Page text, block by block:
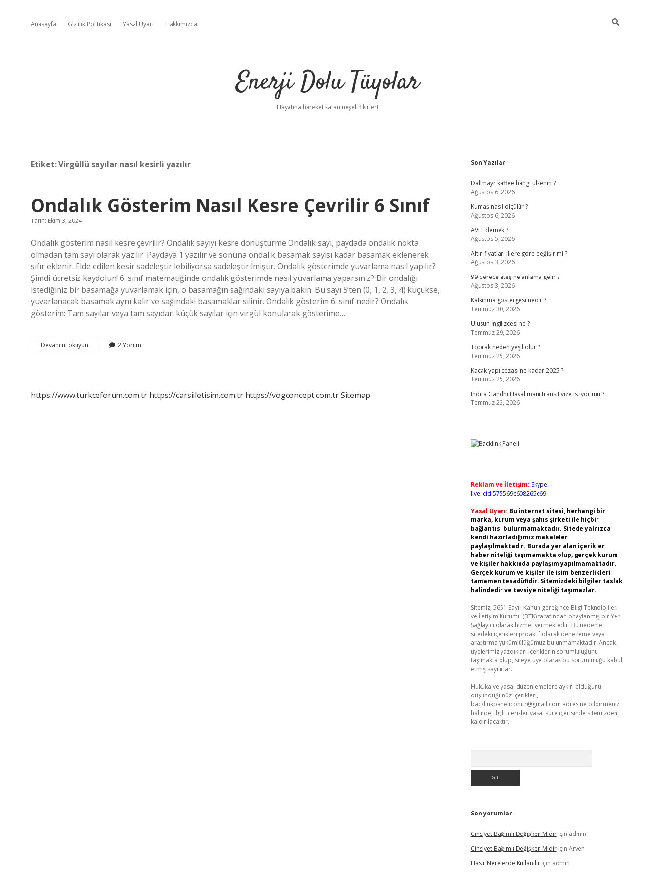
Anasayfa Gizlilik Politikası Yasal Uyarı Hakkımızda
Enerji Dolu Tüyolar
Hayatına hareket katan neşeli fikirler!
Etiket:Virgüllü sayılar nasıl kesirli yazılır
Ondalık Gösterim Nasıl Kesre Çevrilir 6 Sınıf
Tarih: Ekim 3, 2024
Ondalık gösterim nasıl kesre çevrilir? Ondalık sayıyı kesre dönüştürme Ondalık sayı, paydada ondalık nokta
olmadan tam sayı olarak yazılır. Paydaya 1 yazılır ve sonuna ondalık basamak sayısı kadar basamak eklenerek
sıfır eklenir. Elde edilen kesir sadeleştirilebiliyorsa sadeleştirilmiştir. Ondalık gösterimde yuvarlama nasıl yapılır?
Şimdi ücretsiz kaydolun! 6. sınıf matematiğinde ondalık gösterimde nasıl yuvarlama yaparsınız? Bir ondalığı
istediğiniz bir basamağa yuvarlamak için, o basamağın sağındaki sayıya bakın. Bu sayı 5’ten (0, 1, 2, 3, 4) küçükse,
yuvarlanacak basamak aynı kalır ve sağındaki basamaklar silinir. Ondalık gösterim 6. sınıf nedir? Ondalık
gösterim: Tam sayılar veya tam sayıdan küçük sayılar için virgül konularak gösterime…
Devamını okuyun
Gösterim
Sınıf
2 Yorum
https://www.turkceforum.com.tr https://carsiiletisim.com.tr https://vogconcept.com.trSitemap
Sidebar
Son Yazılar
Dallmayr kaffee hangi ülkenin ?
Ağustos 6, 2026
Kumaş nasıl ölçülür ?
Ağustos 6, 2026
AVEL demek ?
Ağustos 5, 2026
Altın fiyatları illere göre değişir mi ?
Ağustos 3, 2026
99 derece ateş ne anlama gelir ?
Ağustos 3, 2026
Kalkınma göstergesi nedir ?
Temmuz 30, 2026
Ulusun İngilizcesi ne ?
Temmuz 29, 2026
Toprak neden yeşil olur ?
Temmuz 25, 2026
Kaçak yapı cezası ne kadar 2025 ?
Temmuz 25, 2026
Indira Gandhi Havalimanı transit vize istiyor mu ?
Temmuz 23, 2026
Reklam ve İletişim: Skype:
live:.cid.575569c608265c69
Yasal Uyarı: Bu internet sitesi, herhangi bir
marka, kurum veya şahıs şirketi ile hiçbir
bağlantısı bulunmamaktadır. Sitede yalnızca
kendi hazırladığımız makaleler
paylaşılmaktadır. Burada yer alan içerikler
haber niteliği taşımamakta olup, gerçek kurum
ve kişiler hakkında paylaşım yapılmamaktadır.
Gerçek kurum ve kişiler ile isim benzerlikleri
tamamen tesadüfidir. Sitemizdeki bilgiler taslak
halindedir ve tavsiye niteliği taşımazlar.
Sitemiz, 5651 Sayılı Kanun gereğince Bilgi Teknolojileri
ve İletişim Kurumu (BTK) tarafından onaylanmış bir Yer
Sağlayıcı olarak hizmet vermektedir. Bu nedenle,
sitedeki içerikleri proaktif olarak denetleme veya
araştırma yükümlülüğümüz bulunmamaktadır. Ancak,
üyelerimiz yazdıkları içeriklerin sorumluluğunu
taşımakta olup, siteye üye olarak bu sorumluluğu kabul
etmiş sayılırlar.
Hukuka ve yasal düzenlemelere aykırı olduğunu
düşündüğünüz içerikleri,
backlinkpanelicomtr@gmail.com adresine bildirmeniz
halinde, ilgili içerikler yasal süre içerisinde sitemizden
kaldırılacaktır.
Son yorumlar
Cinsiyet Bağımlı Değişken Midiriçin admin
Cinsiyet Bağımlı Değişken Midiriçin Arven
Hasır Nerelerde Kullanılıriçin admin